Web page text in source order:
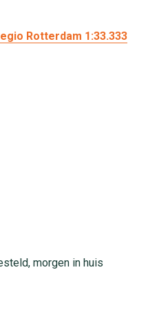
Rotterdam 1:33.333
morgen in huis